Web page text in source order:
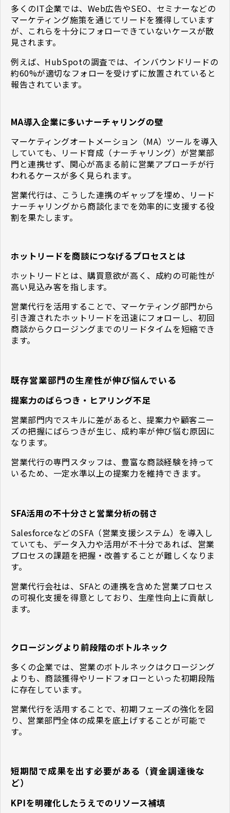
多くのIT企業では、Web広告やSEO、セミナーなどの
マーケティング施策を通じてリードを獲得しています
が、これらを十分にフォローできていないケースが散
見されます。
例えば、HubSpotの調査では、インバウンドリードの
約60%が適切なフォローを受けずに放置されていると
報告されています。
MA導入企業に多いナーチャリングの壁
マーケティングオートメーション（MA）ツールを導入
していても、リード育成（ナーチャリング）が営業部
門と連携せず、関心が高まる前に営業アプローチが行
われるケースが多く見られます。
営業代行は、こうした連携のギャップを埋め、リード
ナーチャリングから商談化までを効率的に支援する役
割を果たします。
ホットリードを商談につなげるプロセスとは
ホットリードとは、購買意欲が高く、成約の可能性が
高い見込み客を指します。
営業代行を活用することで、マーケティング部門から
引き渡されたホットリードを迅速にフォローし、初回
商談からクロージングまでのリードタイムを短縮でき
ます。
既存営業部門の生産性が伸び悩んでいる
提案力のばらつき・ヒアリング不足
営業部門内でスキルに差があると、提案力や顧客ニー
ズの把握にばらつきが生じ、成約率が伸び悩む原因に
なります。
営業代行の専門スタッフは、豊富な商談経験を持って
いるため、一定水準以上の提案力を維持できます。
SFA活用の不十分さと営業分析の弱さ
SalesforceなどのSFA（営業支援システム）を導入し
ていても、データ入力や活用が不十分であれば、営業
プロセスの課題を把握・改善することが難しくなりま
す。
営業代行会社は、SFAとの連携を含めた営業プロセス
の可視化支援を得意としており、生産性向上に貢献し
ます。
クロージングより前段階のボトルネック
多くの企業では、営業のボトルネックはクロージング
よりも、商談獲得やリードフォローといった初期段階
に存在しています。
営業代行を活用することで、初期フェーズの強化を図
り、営業部門全体の成果を底上げすることが可能で
す。
短期間で成果を出す必要がある（資金調達後な
ど）
KPIを明確化したうえでのリソース補填